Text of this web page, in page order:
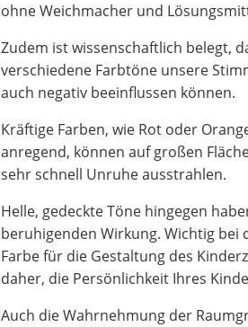
ohne Weichmacher und
Zudem ist wissenschaftlich belegt,
verschiedene Farbtöne unsere
auch negativ beeinflussen können.
Kräftige Farben, wie Rot oder
anregend, können auf großen
sehr schnell Unruhe ausstrahlen.
Helle, gedeckte Töne hingegen
beruhigenden Wirkung. Wichtig bei
Farbe für die Gestaltung des
daher, die Persönlichkeit Ihres
Auch die Wahrnehmung der